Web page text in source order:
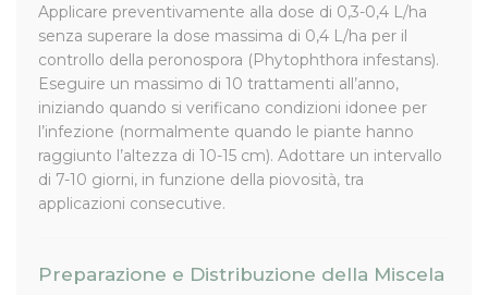
Applicare preventivamente alla dose di 0,3-0,4 L/ha
senza superare la dose massima di 0,4 L/ha per il
controllo della peronospora (Phytophthora infestans).
Eseguire un massimo di 10 trattamenti all’anno,
iniziando quando si verificano condizioni idonee per
l’infezione (normalmente quando le piante hanno
raggiunto l’altezza di 10-15 cm). Adottare un intervallo
di 7-10 giorni, in funzione della piovosità, tra
applicazioni consecutive.
Preparazione e Distribuzione della Miscela